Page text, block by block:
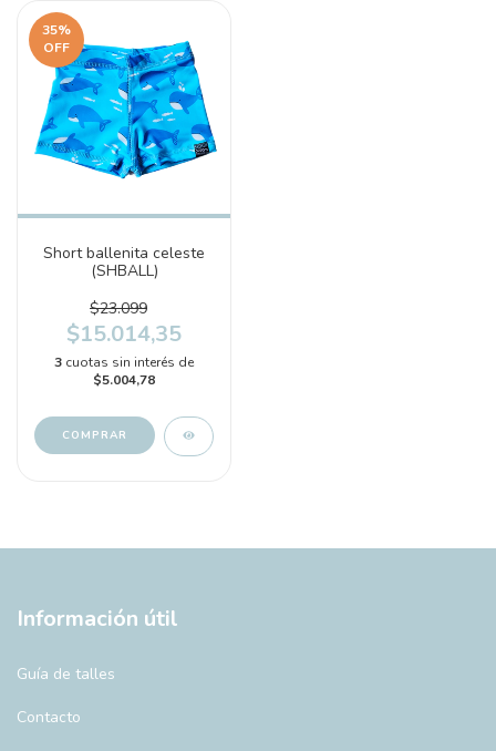
35%
OFF
Short ballenita celeste
(SHBALL)
$23.099
$15.014,35
3 cuotas sin interés de
$5.004,78
COMPRAR
Información útil
Guía de talles
Contacto